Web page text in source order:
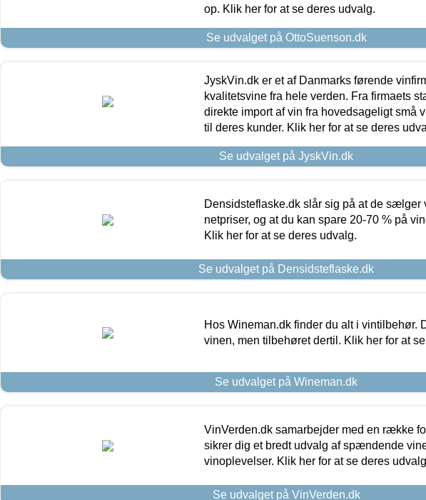
op. Klik her for at se deres udvalg.
Se udvalget på OttoSuenson.dk
JyskVin.dk er et af Danmarks førende
kvalitetsvine fra hele verden. Fra firmaets
direkte import af vin fra hovedsageligt små
til deres kunder. Klik her for at se deres
Se udvalget på JyskVin.dk
Densidsteflaske.dk slår sig på at de sælger
netpriser, og at du kan spare 20-70 % på
Klik her for at se deres udvalg.
Se udvalget på Densidsteflaske.dk
Hos Wineman.dk finder du alt i vintilbehør.
vinen, men tilbehøret dertil. Klik her for at
Se udvalget på Wineman.dk
VinVerden.dk samarbejder med en række
sikrer dig et bredt udvalg af spændende
vinoplevelser. Klik her for at se deres
Se udvalget på VinVerden.dk